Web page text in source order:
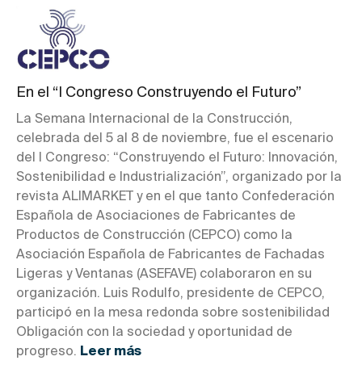
En el “I Congreso Construyendo el Futuro”
La Semana Internacional de la Construcción,
celebrada del 5 al 8 de noviembre, fue el escenario
del I Congreso: “Construyendo el Futuro: Innovación,
Sostenibilidad e Industrialización”, organizado por la
revista ALIMARKET y en el que tanto Confederación
Española de Asociaciones de Fabricantes de
Productos de Construcción (CEPCO) como la
Asociación Española de Fabricantes de Fachadas
Ligeras y Ventanas (ASEFAVE) colaboraron en su
organización. Luis Rodulfo, presidente de CEPCO,
participó en la mesa redonda sobre sostenibilidad
Obligación con la sociedad y oportunidad de
progreso. Leer más